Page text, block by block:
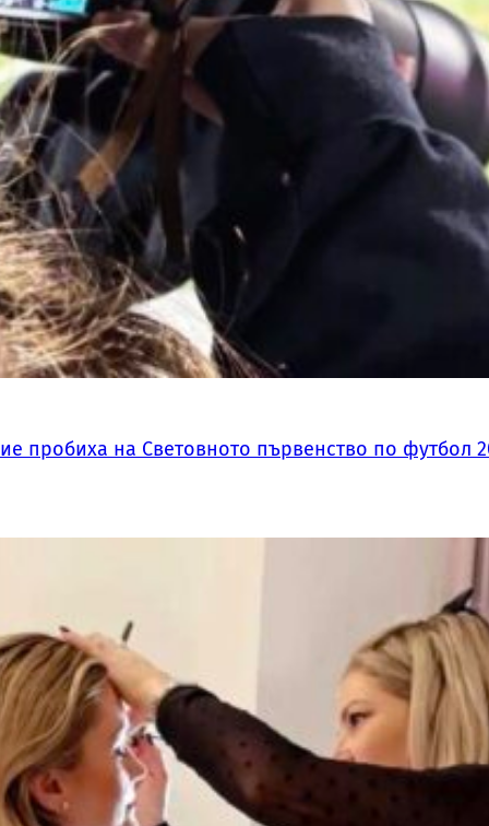
пробиха на Световното първенство по футбол